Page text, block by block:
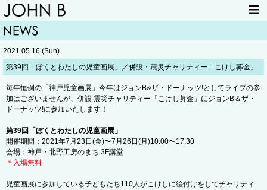
HOME
LIVE INFO
2021.05.16 (Sun)
第39回「ぼくとわたしの児童画展」／併設・震災チャリティー「こけし募金」
毎年恒例の「神戸児童画展」今年はジョンB&ザ・ドーナッツ!としてライブの参
加はございませんが、併設 震災チャリティー「こけし募金」にジョンB＆ザ・
ドーナッツ!に参加いたします！
第39回「ぼくとわたしの児童画展」
開催期間：2021年7月23日(金)〜7月26日(月)10:00〜17:30
会場：神戸・北野工房のまち 3F講堂
＊入場無料
児童画展に参加している子どもたち110人がこけしに絵付けをしてチャリティ